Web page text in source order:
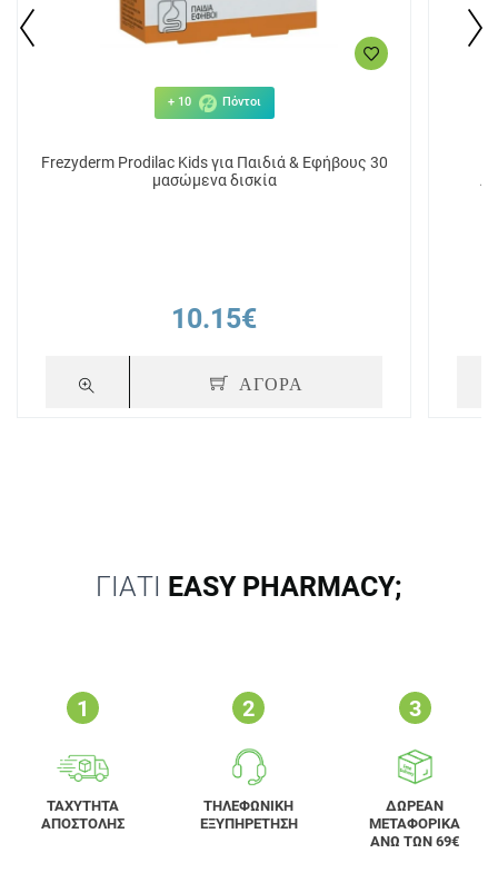
+ 10 Πόντοι
Frezyderm Prodilac Kids για Παιδιά & Εφήβους 30
μασώμενα δισκία
10.15€
ΑΓΟΡΑ
ΓΙΑΤΙ EASY PHARMACY;
ΤΑΧΥΤΗΤΑ
ΑΠΟΣΤΟΛΗΣ
ΤΗΛΕΦΩΝΙΚΗ
ΕΞΥΠΗΡΕΤΗΣΗ
ΔΩΡΕΑΝ
ΜΕΤΑΦΟΡΙΚΑ
ΑΝΩ ΤΩΝ 69€